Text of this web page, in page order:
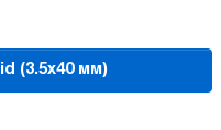
(3.5x40 мм)